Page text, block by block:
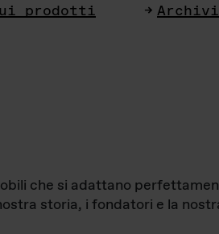
prodotti
che si adattano
storia, i fondatori e la